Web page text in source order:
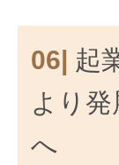
06| 起
より
へ